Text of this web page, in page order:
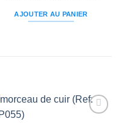
initial
était :
actuel
est :
AJOUTER AU PANIER